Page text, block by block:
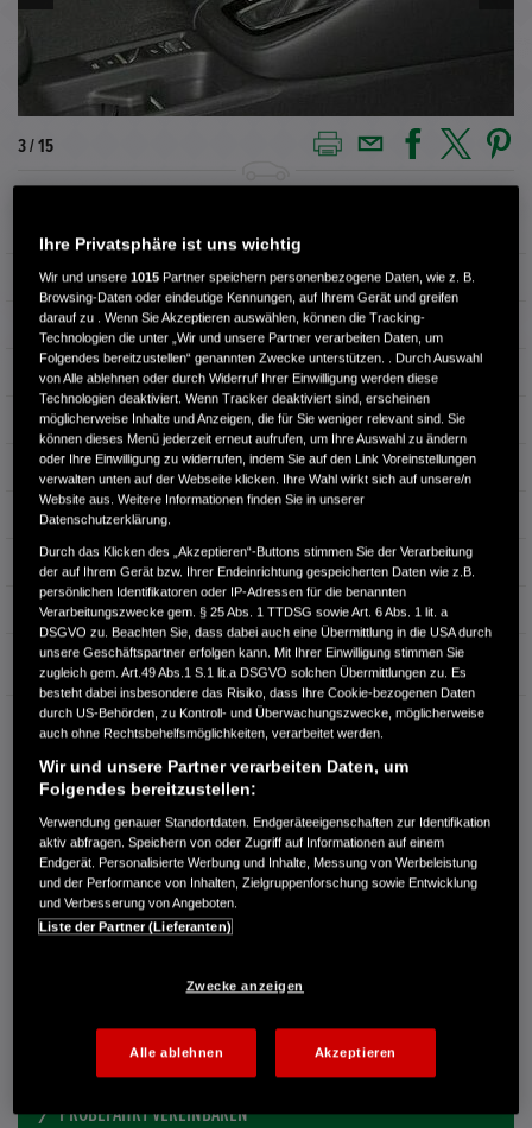
3 / 15
Kilometerstand 30.833 km
Kraftstoffart Benzin
Getriebe Automatik
Türen 5
Leistung 96 kW / 131 PS
Hubraum
Erstzulassung 10.2023
Bauart SUV
Garantie
HONDA CENTER GMBH
60314 Frankfurt am Main
RUFEN SIE UNS AN:
069 - 678670
Route planen
Händlerbestand anzeigen
E-MAIL-ANFRAGE
PROBEFAHRT VEREINBAREN
Ihre Privatsphäre ist uns wichtig
Wir und unsere1015 Partner speichern personenbezogene Daten, wie z. B.
Browsing-Daten oder eindeutige Kennungen, auf Ihrem Gerät und greifen
darauf zu . Wenn Sie Akzeptieren auswählen, können die Tracking-
Technologien die unter „Wir und unsere Partner verarbeiten Daten, um
Folgendes bereitzustellen“ genannten Zwecke unterstützen. . Durch Auswahl
von Alle ablehnen oder durch Widerruf Ihrer Einwilligung werden diese
Technologien deaktiviert. Wenn Tracker deaktiviert sind, erscheinen
möglicherweise Inhalte und Anzeigen, die für Sie weniger relevant sind. Sie
können dieses Menü jederzeit erneut aufrufen, um Ihre Auswahl zu ändern
oder Ihre Einwilligung zu widerrufen, indem Sie auf den Link Voreinstellungen
verwalten unten auf der Webseite klicken. Ihre Wahl wirkt sich auf unsere/n
Website aus. Weitere Informationen finden Sie in unserer
Datenschutzerklärung.
Durch das Klicken des „Akzeptieren“-Buttons stimmen Sie der Verarbeitung
der auf Ihrem Gerät bzw. Ihrer Endeinrichtung gespeicherten Daten wie z.B.
persönlichen Identifikatoren oder IP-Adressen für die benannten
Verarbeitungszwecke gem. § 25 Abs. 1 TTDSG sowie Art. 6 Abs. 1 lit. a
DSGVO zu. Beachten Sie, dass dabei auch eine Übermittlung in die USA durch
unsere Geschäftspartner erfolgen kann. Mit Ihrer Einwilligung stimmen Sie
zugleich gem. Art.49 Abs.1 S.1 lit.a DSGVO solchen Übermittlungen zu. Es
besteht dabei insbesondere das Risiko, dass Ihre Cookie-bezogenen Daten
durch US-Behörden, zu Kontroll- und Überwachungszwecke, möglicherweise
auch ohne Rechtsbehelfsmöglichkeiten, verarbeitet werden.
Wir und unsere Partner verarbeiten Daten, um
Folgendes bereitzustellen:
Verwendung genauer Standortdaten. Endgeräteeigenschaften zur Identifikation
aktiv abfragen. Speichern von oder Zugriff auf Informationen auf einem
Endgerät. Personalisierte Werbung und Inhalte, Messung von Werbeleistung
und der Performance von Inhalten, Zielgruppenforschung sowie Entwicklung
und Verbesserung von Angeboten.
Liste der Partner (Lieferanten)
Zwecke anzeigen
Alle ablehnen Akzeptieren